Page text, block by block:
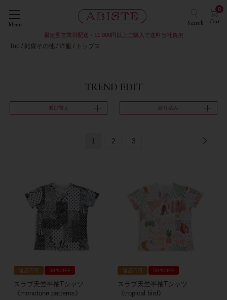
Menu Search Cart
0
最短翌営業日配送・11,000円以上ご購入で送料当社負担
Top 雑貨その他 洋服 トップス
TREND EDIT
並び替え 絞り込み
1 2 3
返品不可 50％OFF
スラブ天竺半袖Tシャツ
《monotone patterns》
返品不可 50％OFF
スラブ天竺半袖Tシャツ
《tropical bird》